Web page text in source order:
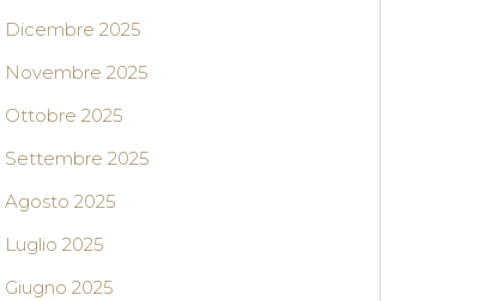
Dicembre 2025
Novembre 2025
Ottobre 2025
Settembre 2025
Agosto 2025
Luglio 2025
Giugno 2025